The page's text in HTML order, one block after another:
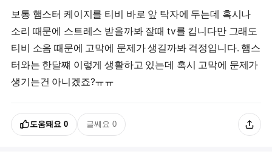
보통 햄스터 케이지를 티비 바로 앞 탁자에 두는데 혹시나
소리 때문에 스트레스 받을까봐 잘때 tv를 킵니다만 그래도
티비 소음 때문에 고막에 문제가 생길까봐 걱정입니다. 햄스
터와는 한달쨰 이렇게 생활하고 있는데 혹시 고막에 문제가
생기는건 아니겠죠?ㅠㅠ
도움돼요 0 글쎄요 0